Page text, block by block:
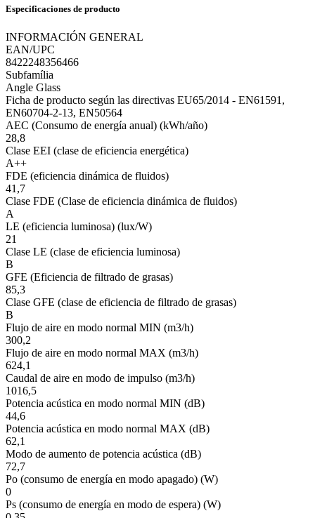
Especificaciones de producto
INFORMACIÓN GENERAL
EAN/UPC
8422248356466
Subfamília
Angle Glass
Ficha de producto según las directivas EU65/2014 - EN61591,
EN60704-2-13, EN50564
AEC (Consumo de energía anual) (kWh/año)
28,8
Clase EEI (clase de eficiencia energética)
A++
FDE (eficiencia dinámica de fluidos)
41,7
Clase FDE (Clase de eficiencia dinámica de fluidos)
A
LE (eficiencia luminosa) (lux/W)
21
Clase LE (clase de eficiencia luminosa)
B
GFE (Eficiencia de filtrado de grasas)
85,3
Clase GFE (clase de eficiencia de filtrado de grasas)
B
Flujo de aire en modo normal MIN (m3/h)
300,2
Flujo de aire en modo normal MAX (m3/h)
624,1
Caudal de aire en modo de impulso (m3/h)
1016,5
Potencia acústica en modo normal MIN (dB)
44,6
Potencia acústica en modo normal MAX (dB)
62,1
Modo de aumento de potencia acústica (dB)
72,7
Po (consumo de energía en modo apagado) (W)
0
Ps (consumo de energía en modo de espera) (W)